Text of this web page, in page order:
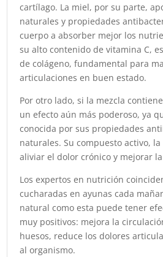
cartílago. La miel, por su parte,
naturales y propiedades
cuerpo a absorber mejor los
su alto contenido de vitamina C,
de colágeno, fundamental para
articulaciones en buen estado.
Por otro lado, si la mezcla
un efecto aún más poderoso, ya
conocida por sus propiedades
naturales. Su compuesto activo,
aliviar el dolor crónico y mejorar
Los expertos en nutrición
cucharadas en ayunas cada
natural como esta puede tener
muy positivos: mejora la
huesos, reduce los dolores
al organismo.